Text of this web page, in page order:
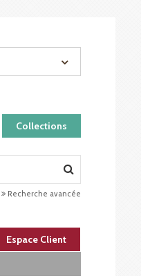
Collections
Recherche avancée
Espace Client